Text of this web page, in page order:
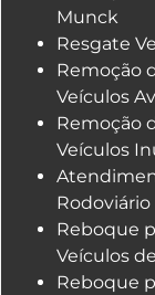
Munck
Resgate
Remoção
Veículos
Remoção
Veículos
Rodoviário
Reboque
Veículos
Reboque